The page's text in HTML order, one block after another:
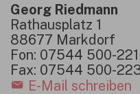
Georg Riedmann
Rathausplatz 1
88677 Markdorf
Fon: 07544 500-221
Fax: 07544 500-
E-Mail schreiben